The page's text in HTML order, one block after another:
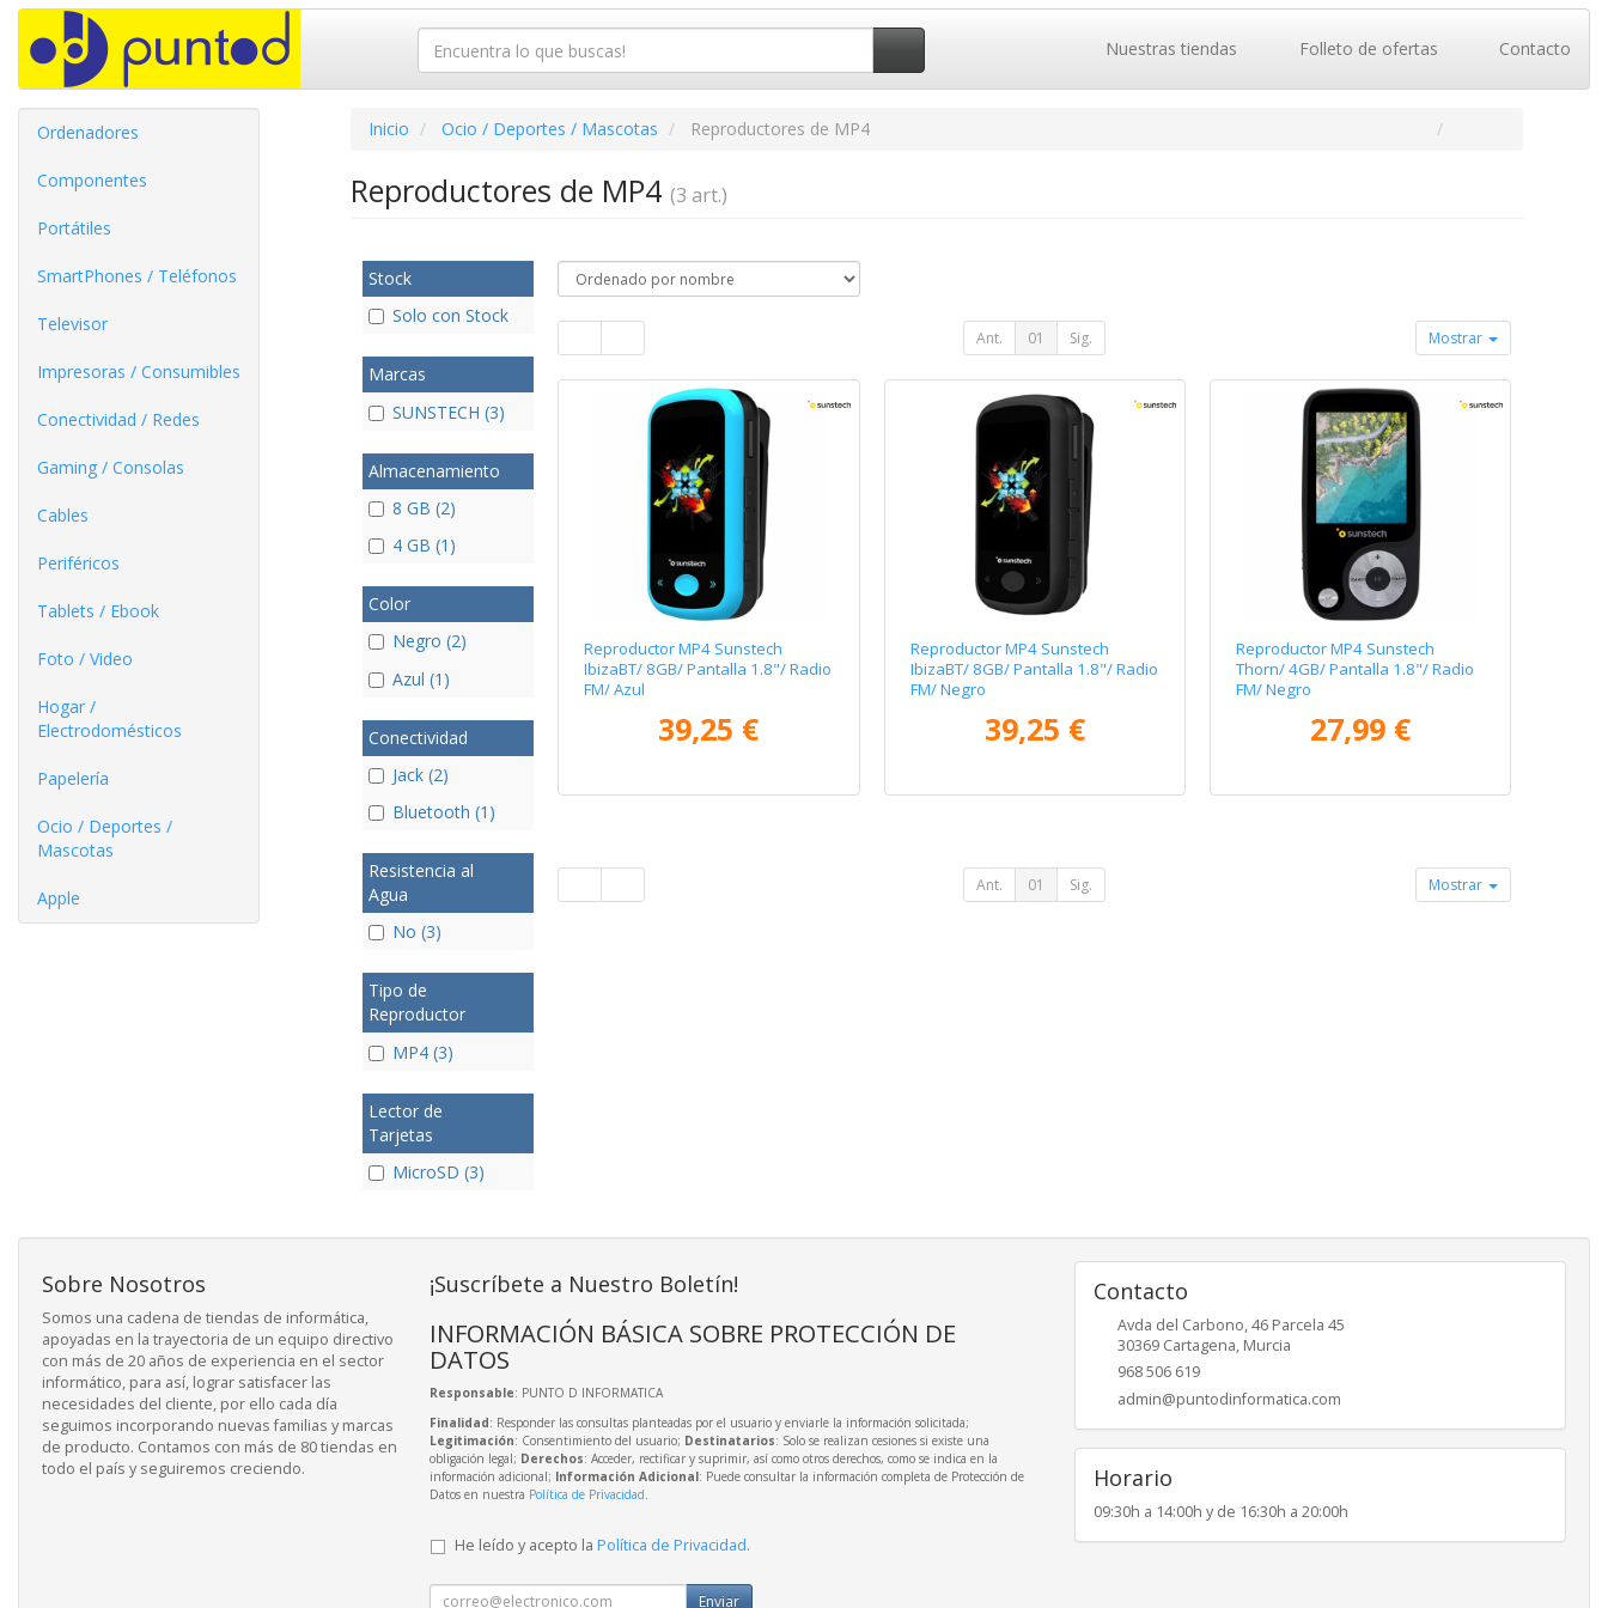
Nuestras tiendas Folleto de ofertas Contacto
Ordenadores
Componentes
Portátiles
SmartPhones / Teléfonos
Televisor
Impresoras / Consumibles
Conectividad / Redes
Gaming / Consolas
Cables
Periféricos
Tablets / Ebook
Foto / Video
Hogar /
Electrodomésticos
Papelería
Ocio / Deportes /
Mascotas
Apple
Inicio Ocio / Deportes / Mascotas Reproductores de MP4
Reproductores de MP4 (3 art.)
Stock
Solo con Stock
Marcas
SUNSTECH (3)
Almacenamiento
8 GB (2)
4 GB (1)
Color
Negro (2)
Azul (1)
Conectividad
Jack (2)
Bluetooth (1)
Resistencia al
Agua
No (3)
Tipo de
Reproductor
MP4 (3)
Lector de
Tarjetas
MicroSD (3)
Ant. 01 Sig. Mostrar
Reproductor MP4 Sunstech
IbizaBT/ 8GB/ Pantalla 1.8"/ Radio
FM/ Azul
39,25 €
Reproductor MP4 Sunstech
IbizaBT/ 8GB/ Pantalla 1.8"/ Radio
FM/ Negro
39,25 €
Reproductor MP4 Sunstech
Thorn/ 4GB/ Pantalla 1.8"/ Radio
FM/ Negro
27,99 €
Ant. 01 Sig. Mostrar
Sobre Nosotros
Somos una cadena de tiendas de informática,
apoyadas en la trayectoria de un equipo directivo
con más de 20 años de experiencia en el sector
informático, para así, lograr satisfacer las
necesidades del cliente, por ello cada día
seguimos incorporando nuevas familias y marcas
de producto. Contamos con más de 80 tiendas en
todo el país y seguiremos creciendo.
¡Suscríbete a Nuestro Boletín!
INFORMACIÓN BÁSICA SOBRE PROTECCIÓN DE
DATOS
Responsable: PUNTO D INFORMATICA
Finalidad: Responder las consultas planteadas por el usuario y enviarle la información solicitada;
Legitimación: Consentimiento del usuario; Destinatarios: Solo se realizan cesiones si existe una
obligación legal; Derechos: Acceder, rectificar y suprimir, así como otros derechos, como se indica en la
información adicional; Información Adicional: Puede consultar la información completa de Protección de
Datos en nuestra Política de Privacidad
He leído y acepto la Política de Privacidad.
Enviar
Contacto
Avda del Carbono, 46 Parcela 45
30369 Cartagena, Murcia
968 506 619
admin@puntodinformatica.com
Horario
09:30h a 14:00h y de 16:30h a 20:00h